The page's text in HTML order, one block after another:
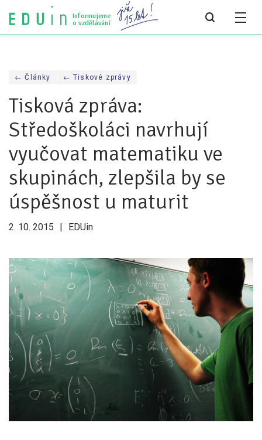
Informujeme
o vzdělávání
Všechny články
Všechny články
Analýzy
Audit vzdělávacího systému
Všechny analýzy
Pro média
Pro média
Pro zřizovatele
Konference Lepší škola
Kápézetka - průvodce pro zřizovatele
Klub zřizovatelů
O nás
O nás
Partneři a dárci
← Články ← Tiskové zprávy
Tisková zpráva:
Středoškoláci navrhují
vyučovat matematiku ve
skupinách, zlepšila by se
úspěšnost u maturit
2. 10. 2015 EDUin